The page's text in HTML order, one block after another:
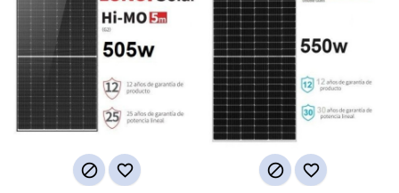
   